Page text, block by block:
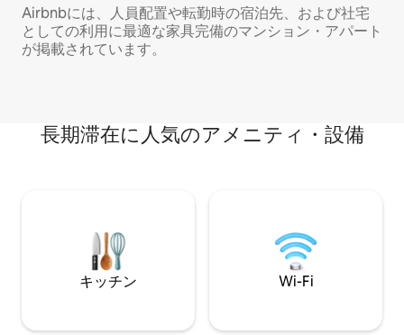
Airbnbには、人員配置や転勤時の宿泊先、および社宅
としての利用に最適な家具完備のマンション・アパート
が掲載されています。
長期滞在に人気のアメニティ・設備
キッチン Wi-Fi